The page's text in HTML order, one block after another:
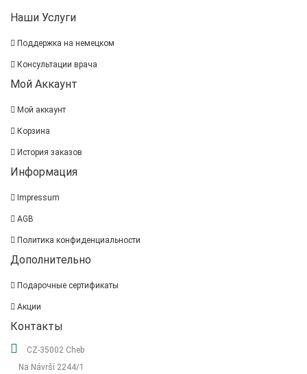
Наши Услуги
Поддержка на немецком
Консультации врача
Мой Аккаунт
Мой аккаунт
Корзина
История заказов
Информация
Impressum
AGB
Политика конфиденциальности
Дополнительно
Подарочные сертификаты
Акции
Контакты
CZ-35002 Cheb
Na Návrší 2244/1